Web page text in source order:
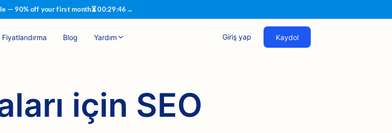
— 90% off your first month⏳00:29:45 →
Fiyatlandırma Blog Yardım Giriş yap Kaydol
için SEO